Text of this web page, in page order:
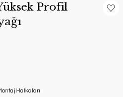
Profil
Halkaları